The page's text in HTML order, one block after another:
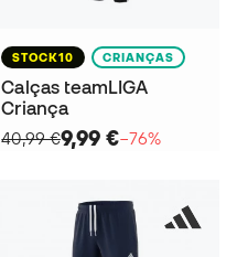
STOCK10 CRIANÇAS
Calças teamLIGA
Criança
40,99 €9,99 €−76%